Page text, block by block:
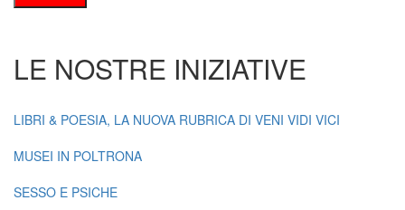
LE NOSTRE INIZIATIVE
LIBRI & POESIA, LA NUOVA RUBRICA DI VENI VIDI VICI
MUSEI IN POLTRONA
SESSO E PSICHE